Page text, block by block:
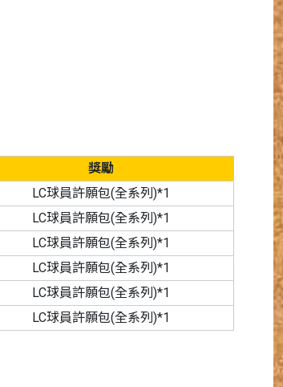
獎勵
LC球員許願包(全系列)*1
LC球員許願包(全系列)*1
LC球員許願包(全系列)*1
LC球員許願包(全系列)*1
LC球員許願包(全系列)*1
LC球員許願包(全系列)*1